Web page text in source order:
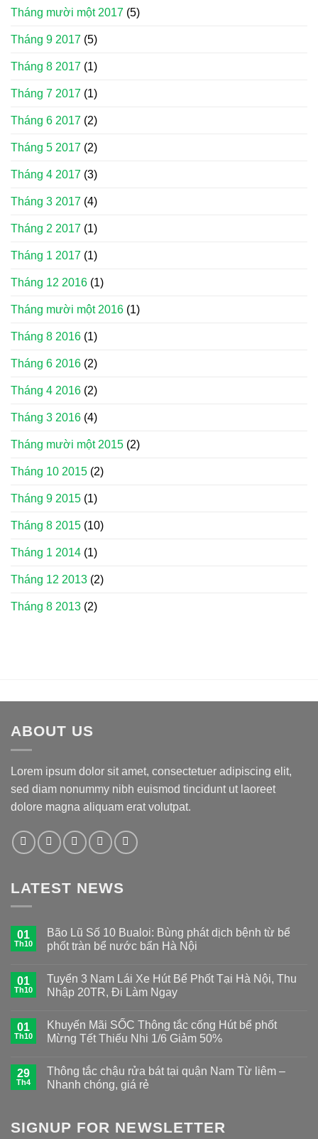
Tháng mười một 2017 (5)
Tháng 9 2017 (5)
Tháng 8 2017 (1)
Tháng 7 2017 (1)
Tháng 6 2017 (2)
Tháng 5 2017 (2)
Tháng 4 2017 (3)
Tháng 3 2017 (4)
Tháng 2 2017 (1)
Tháng 1 2017 (1)
Tháng 12 2016 (1)
Tháng mười một 2016 (1)
Tháng 8 2016 (1)
Tháng 6 2016 (2)
Tháng 4 2016 (2)
Tháng 3 2016 (4)
Tháng mười một 2015 (2)
Tháng 10 2015 (2)
Tháng 9 2015 (1)
Tháng 8 2015 (10)
Tháng 1 2014 (1)
Tháng 12 2013 (2)
Tháng 8 2013 (2)
ABOUT US
Lorem ipsum dolor sit amet, consectetuer adipiscing elit,
sed diam nonummy nibh euismod tincidunt ut laoreet
dolore magna aliquam erat volutpat.
LATEST NEWS
01
Th10
Bão Lũ Số 10 Bualoi: Bùng phát dịch bệnh từ bể
phốt tràn bể nước bẩn Hà Nội
01
Th10
Tuyển 3 Nam Lái Xe Hút Bể Phốt Tại Hà Nội, Thu
Nhập 20TR, Đi Làm Ngay
01
Th10
Khuyến Mãi SỐC Thông tắc cống Hút bể phốt
Mừng Tết Thiếu Nhi 1/6 Giảm 50%
29
Th4
Thông tắc chậu rửa bát tại quận Nam Từ liêm –
Nhanh chóng, giá rẻ
SIGNUP FOR NEWSLETTER